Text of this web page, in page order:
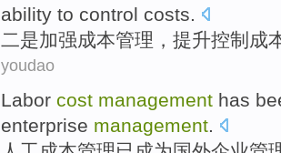
ability to control costs.
二是加强成本管理 ， 提升控制 成
youdao
Labor cost management has
enterprise management